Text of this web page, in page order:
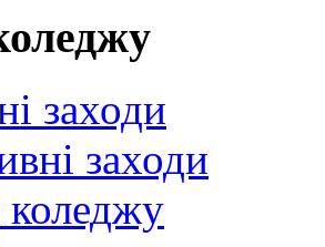
заходи
заходи